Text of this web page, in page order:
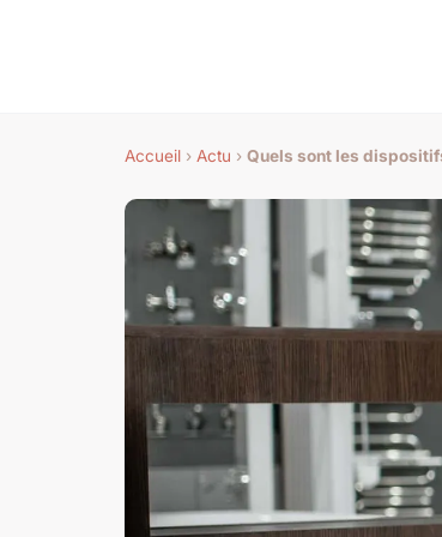
Accueil › Actu › Quels sont les